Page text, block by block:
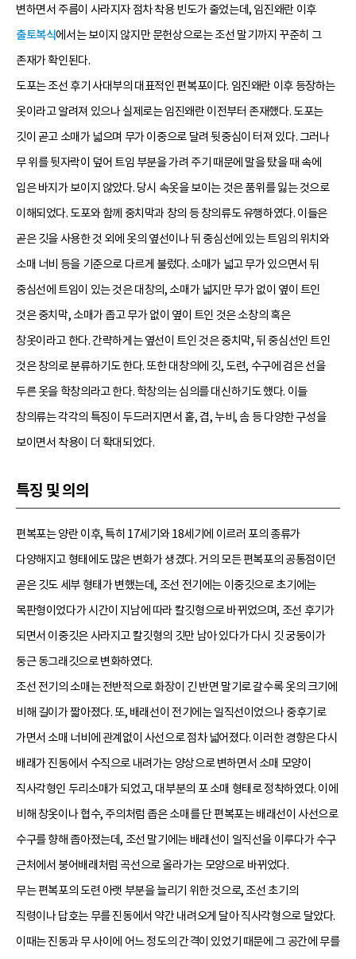
변하면서 주름이 사라지자 점차 착용 빈도가 줄었는데, 임진왜란 이후
출토복식에서는 보이지 않지만 문헌상으로는 조선 말기까지 꾸준히 그
존재가 확인된다.
도포는 조선 후기 사대부의 대표적인 편복포이다. 임진왜란 이후 등장하는
옷이라고 알려져 있으나 실제로는 임진왜란 이전부터 존재했다. 도포는
깃이 곧고 소매가 넓으며 무가 이중으로 달려 뒷중심이 터져 있다. 그러나
무 위를 뒷자락이 덮어 트임 부분을 가려 주기 때문에 말을 탔을 때 속에
입은 바지가 보이지 않았다. 당시 속옷을 보이는 것은 품위를 잃는 것으로
이해되었다. 도포와 함께 중치막과 창의 등 창의류도 유행하였다. 이들은
곧은 깃을 사용한 것 외에 옷의 옆선이나 뒤 중심선에 있는 트임의 위치와
소매 너비 등을 기준으로 다르게 불렀다. 소매가 넓고 무가 있으면서 뒤
중심선에 트임이 있는 것은 대창의, 소매가 넓지만 무가 없이 옆이 트인
것은 중치막, 소매가 좁고 무가 없이 옆이 트인 것은 소창의 혹은
창옷이라고 한다. 간략하게는 옆선이 트인 것은 중치막, 뒤 중심선인 트인
것은 창의로 분류하기도 한다. 또한 대창의에 깃, 도련, 수구에 검은 선을
두른 옷을 학창의라고 한다. 학창의는 심의를 대신하기도 했다. 이들
창의류는 각각의 특징이 두드러지면서 홑, 겹, 누비, 솜 등 다양한 구성을
보이면서 착용이 더 확대되었다.
특징 및 의의
편복포는 양란 이후, 특히 17세기와 18세기에 이르러 포의 종류가
다양해지고 형태에도 많은 변화가 생겼다. 거의 모든 편복포의 공통점이던
곧은 깃도 세부 형태가 변했는데, 조선 전기에는 이중깃으로 초기에는
목판형이었다가 시간이 지남에 따라 칼깃형으로 바뀌었으며, 조선 후기가
되면서 이중깃은 사라지고 칼깃형의 깃만 남아 있다가 다시 깃 궁둥이가
둥근 동그래깃으로 변화하였다.
조선 전기의 소매는 전반적으로 화장이 긴 반면 말기로 갈수록 옷의 크기에
비해 길이가 짧아졌다. 또, 배래선이 전기에는 일직선이었으나 중후기로
가면서 소매 너비에 관계없이 사선으로 점차 넓어졌다. 이러한 경향은 다시
배래가 진동에서 수직으로 내려가는 양상으로 변하면서 소매 모양이
직사각형인 두리소매가 되었고, 대부분의 포 소매 형태로 정착하였다. 이에
비해 창옷이나 협수, 주의처럼 좁은 소매를 단 편복포는 배래선이 사선으로
수구를 향해 좁아졌는데, 조선 말기에는 배래선이 일직선을 이루다가 수구
근처에서 붕어배래처럼 곡선으로 올라가는 모양으로 바뀌었다.
무는 편복포의 도련 아랫 부분을 늘리기 위한 것으로, 조선 초기의
직령이나 답호는 무를 진동에서 약간 내려오게 달아 직사각형으로 달았다.
이때는 진동과 무 사이에 어느 정도의 간격이 있었기 때문에 그 공간에 무를